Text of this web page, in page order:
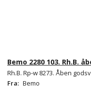
Bemo 2280 103. Rh.B.
Rh.B. Rp-w 8273. Åben
Fra: Bemo